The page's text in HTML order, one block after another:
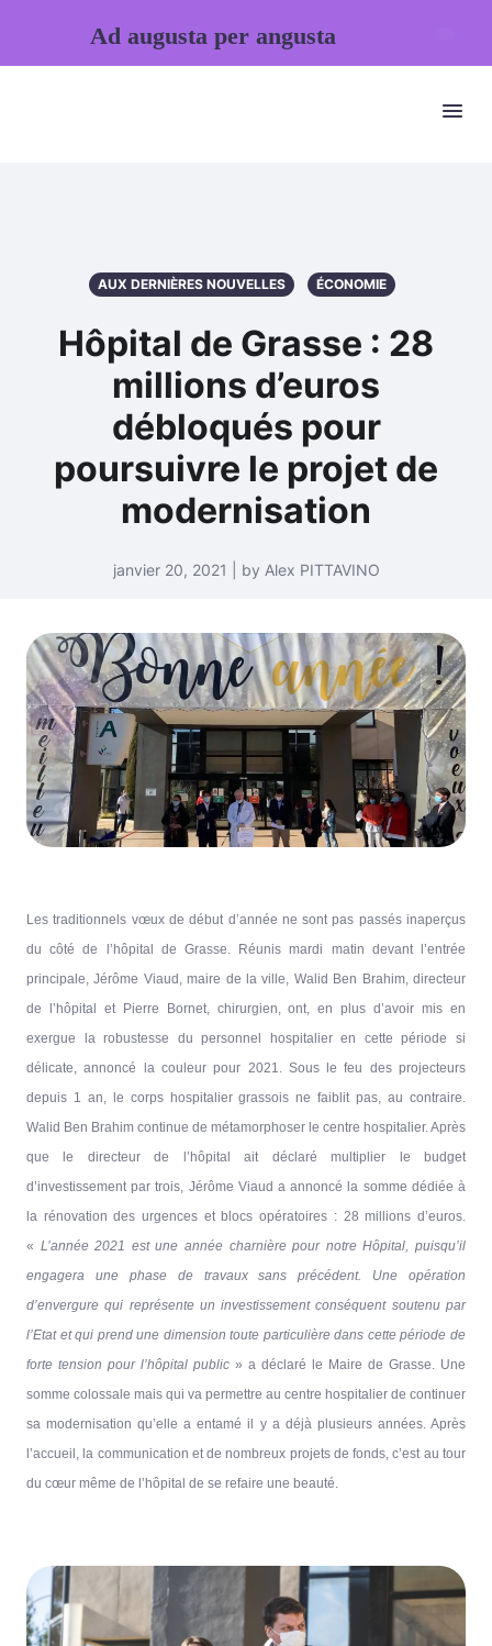
AUX DERNIÈRES NOUVELLES ÉCONOMIE
Hôpital de Grasse : 28
millions d’euros
débloqués pour
poursuivre le projet de
modernisation
janvier 20, 2021 | by Alex PITTAVINO
Les traditionnels vœux de début d’année ne sont pas passés inaperçus
du côté de l’hôpital de Grasse. Réunis mardi matin devant l’entrée
principale, Jérôme Viaud, maire de la ville, Walid Ben Brahim, directeur
de l’hôpital et Pierre Bornet, chirurgien, ont, en plus d’avoir mis en
exergue la robustesse du personnel hospitalier en cette période si
délicate, annoncé la couleur pour 2021. Sous le feu des projecteurs
depuis 1 an, le corps hospitalier grassois ne faiblit pas, au contraire.
Walid Ben Brahim continue de métamorphoser le centre hospitalier. Après
que le directeur de l’hôpital ait déclaré multiplier le budget
d’investissement par trois, Jérôme Viaud a annoncé la somme dédiée à
la rénovation des urgences et blocs opératoires : 28 millions d’euros.
« L’année 2021 est une année charnière pour notre Hôpital, puisqu’il
engagera une phase de travaux sans précédent. Une opération
d’envergure qui représente un investissement conséquent soutenu par
l’Etat et qui prend une dimension toute particulière dans cette période de
forte tension pour l’hôpital public » a déclaré le Maire de Grasse. Une
somme colossale mais qui va permettre au centre hospitalier de continuer
sa modernisation qu’elle a entamé il y a déjà plusieurs années. Après
l’accueil, la communication et de nombreux projets de fonds, c’est au tour
du cœur même de l’hôpital de se refaire une beauté.
Ad augusta per angusta